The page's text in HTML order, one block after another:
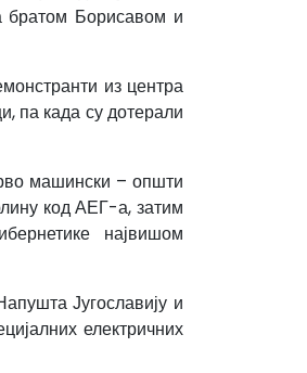
братом Борисавом и
из центра
па када су дотерали
машински – општи
код АЕГ-а, затим
највишом
Југославију и
електричних